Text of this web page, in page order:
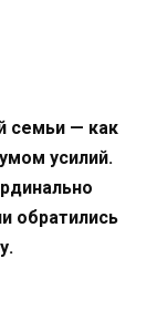
семьи — как
усилий.
обратились